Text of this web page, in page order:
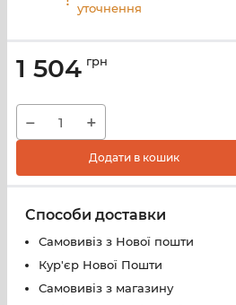
уточнення
1 504 грн
− +
Додати в кошик
Способи доставки
Самовивіз з Нової пошти
Кур'єр Нової Пошти
Самовивіз з магазину